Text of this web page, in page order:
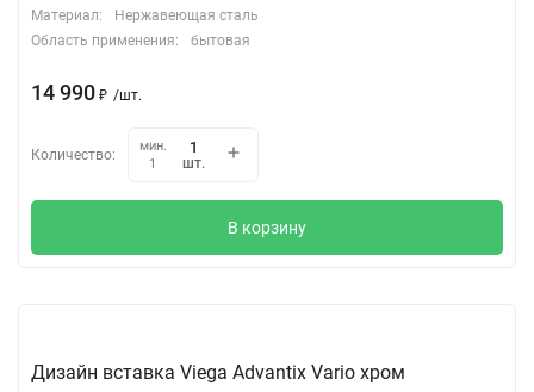
Материал:
Нержавеющая сталь
Область применения:
бытовая
14 990 ₽ /шт.
Количество:
мин.
1
шт.
В корзину
Дизайн вставка Viega Advantix Vario хром